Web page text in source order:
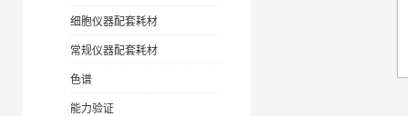
细胞仪器配套耗材
常规仪器配套耗材
色谱
能力验证